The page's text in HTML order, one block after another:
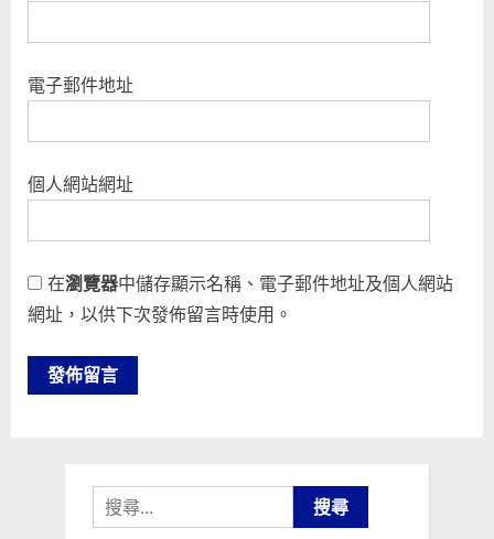
電子郵件地址
個人網站網址
在瀏覽器中儲存顯示名稱、電子郵件地址及個人網站
網址，以供下次發佈留言時使用。
搜
尋